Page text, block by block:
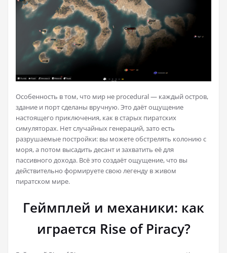
Особенность в том, что мир не procedural — каждый остров,
здание и порт сделаны вручную. Это даёт ощущение
настоящего приключения, как в старых пиратских
симуляторах. Нет случайных генераций, зато есть
разрушаемые постройки: вы можете обстрелять колонию с
моря, а потом высадить десант и захватить её для
пассивного дохода. Всё это создаёт ощущение, что вы
действительно формируете свою легенду в живом
пиратском мире.
Геймплей и механики: как
играется Rise of Piracy?